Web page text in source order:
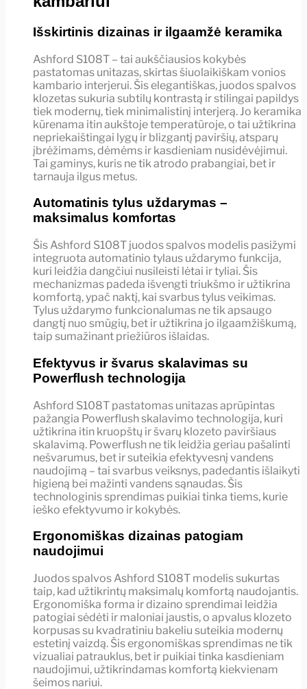
Išskirtinis dizainas ir ilgaamžė keramika
Ashford S108T – tai aukščiausios kokybės
pastatomas unitazas, skirtas šiuolaikiškam vonios
kambario interjerui. Šis elegantiškas, juodos spalvos
klozetas sukuria subtilų kontrastą ir stilingai papildys
tiek modernų, tiek minimalistinį interjerą. Jo keramika
kūrenama itin aukštoje temperatūroje, o tai užtikrina
nepriekaištingai lygų ir blizgantį paviršių, atsparų
įbrėžimams, dėmėms ir kasdieniam nusidėvėjimui.
Tai gaminys, kuris ne tik atrodo prabangiai, bet ir
tarnauja ilgus metus.
Automatinis tylus uždarymas –
maksimalus komfortas
Šis Ashford S108T juodos spalvos modelis pasižymi
integruota automatinio tylaus uždarymo funkcija,
kuri leidžia dangčiui nusileisti lėtai ir tyliai. Šis
mechanizmas padeda išvengti triukšmo ir užtikrina
komfortą, ypač naktį, kai svarbus tylus veikimas.
Tylus uždarymo funkcionalumas ne tik apsaugo
dangtį nuo smūgių, bet ir užtikrina jo ilgaamžiškumą,
taip sumažinant priežiūros išlaidas.
Efektyvus ir švarus skalavimas su
Powerflush technologija
Ashford S108T pastatomas unitazas aprūpintas
pažangia Powerflush skalavimo technologija, kuri
užtikrina itin kruopštų ir švarų klozeto paviršiaus
skalavimą. Powerflush ne tik leidžia geriau pašalinti
nešvarumus, bet ir suteikia efektyvesnį vandens
naudojimą – tai svarbus veiksnys, padedantis išlaikyti
higieną bei mažinti vandens sąnaudas. Šis
technologinis sprendimas puikiai tinka tiems, kurie
ieško efektyvumo ir kokybės.
Ergonomiškas dizainas patogiam
naudojimui
Juodos spalvos Ashford S108T modelis sukurtas
taip, kad užtikrintų maksimalų komfortą naudojantis.
Ergonomiška forma ir dizaino sprendimai leidžia
patogiai sėdėti ir maloniai jaustis, o apvalus klozeto
korpusas su kvadratiniu bakeliu suteikia modernų
estetinį vaizdą. Šis ergonomiškas sprendimas ne tik
vizualiai patrauklus, bet ir puikiai tinka kasdieniam
naudojimui, užtikrindamas komfortą kiekvienam
šeimos nariui.